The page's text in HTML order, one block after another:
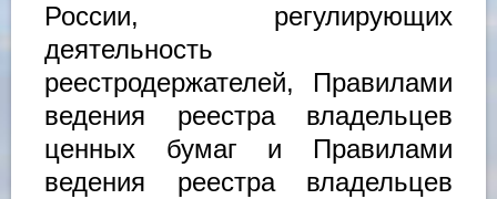
России, регулирующих
деятельность
реестродержателей, Правилами
ведения реестра владельцев
ценных бумаг и Правилами
ведения реестра владельцев